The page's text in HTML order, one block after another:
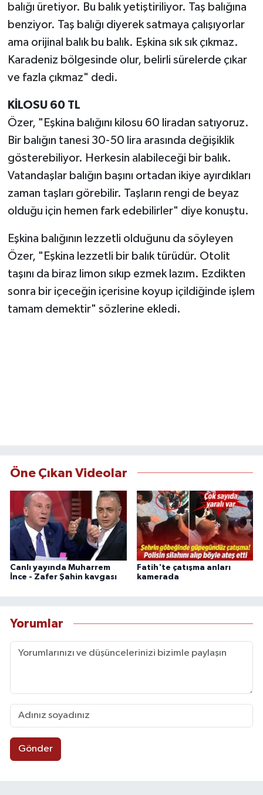
balığı üretiyor. Bu balık yetiştiriliyor. Taş balığına
benziyor. Taş balığı diyerek satmaya çalışıyorlar
ama orijinal balık bu balık. Eşkina sık sık çıkmaz.
Karadeniz bölgesinde olur, belirli sürelerde çıkar
ve fazla çıkmaz" dedi.
KİLOSU 60 TL
Özer, "Eşkina balığını kilosu 60 liradan satıyoruz.
Bir balığın tanesi 30-50 lira arasında değişiklik
gösterebiliyor. Herkesin alabileceği bir balık.
Vatandaşlar balığın başını ortadan ikiye ayırdıkları
zaman taşları görebilir. Taşların rengi de beyaz
olduğu için hemen fark edebilirler" diye konuştu.
Eşkina balığının lezzetli olduğunu da söyleyen
Özer, "Eşkina lezzetli bir balık türüdür. Otolit
taşını da biraz limon sıkıp ezmek lazım. Ezdikten
sonra bir içeceğin içerisine koyup içildiğinde işlem
tamam demektir" sözlerine ekledi.
Öne Çıkan Videolar
Canlı yayında Muharrem
İnce - Zafer Şahin kavgası
Fatih'te çatışma anları
kamerada
Yorumlar
Gönder